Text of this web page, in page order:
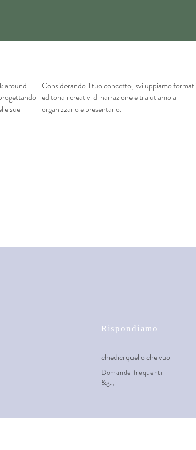
around
sue
Considerando il tuo concetto, sviluppiamo formati
editoriali creativi di narrazione e ti aiutiamo a
organizzarlo e presentarlo.
Rispondiamo
chiedici quello che vuoi
Domande frequenti
&gt;